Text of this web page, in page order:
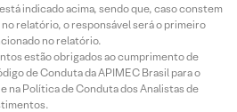
indicado acima, sendo que, caso constem
no relatório, o responsável será o primeiro
no relatório.
estão obrigados ao cumprimento de
de Conduta da APIMEC Brasil para o
na Política de Conduta dos Analistas de